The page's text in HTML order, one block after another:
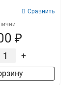
Сравнить
₽
+